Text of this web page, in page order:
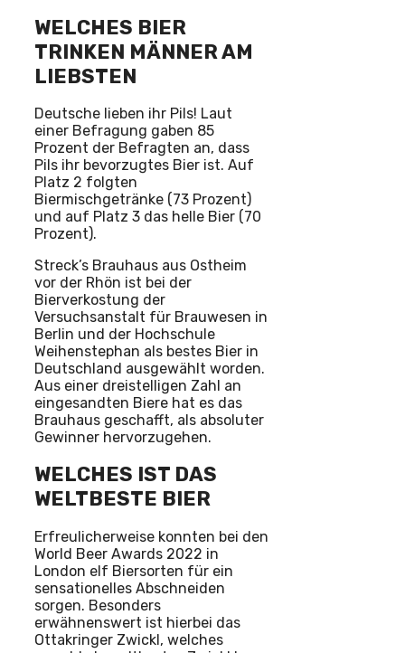
WELCHES BIER
TRINKEN MÄNNER AM
LIEBSTEN
Deutsche lieben ihr Pils! Laut
einer Befragung gaben 85
Prozent der Befragten an, dass
Pils ihr bevorzugtes Bier ist. Auf
Platz 2 folgten
Biermischgetränke (73 Prozent)
und auf Platz 3 das helle Bier (70
Prozent).
Streck’s Brauhaus aus Ostheim
vor der Rhön ist bei der
Bierverkostung der
Versuchsanstalt für Brauwesen in
Berlin und der Hochschule
Weihenstephan als bestes Bier in
Deutschland ausgewählt worden.
Aus einer dreistelligen Zahl an
eingesandten Biere hat es das
Brauhaus geschafft, als absoluter
Gewinner hervorzugehen.
WELCHES IST DAS
WELTBESTE BIER
Erfreulicherweise konnten bei den
World Beer Awards 2022 in
London elf Biersorten für ein
sensationelles Abschneiden
sorgen. Besonders
erwähnenswert ist hierbei das
Ottakringer Zwickl, welches